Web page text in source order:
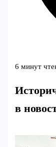
6 минут
в